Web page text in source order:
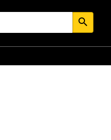
search